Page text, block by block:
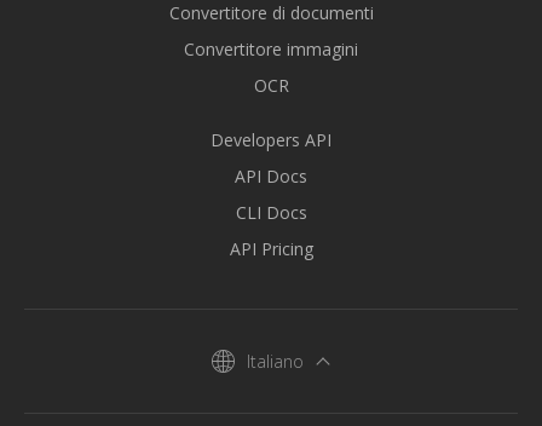
Convertitore di documenti
Convertitore immagini
OCR
Developers API
API Docs
CLI Docs
API Pricing
Italiano